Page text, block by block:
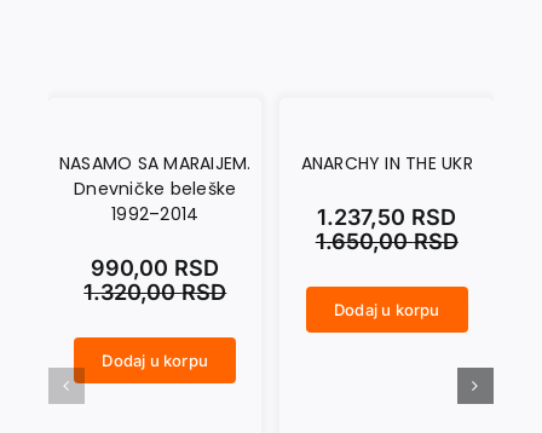
NASAMO SA MARAIJEM.
Dnevničke beleške
1992–2014
1.320,00RSD
990,00 RSD
Dodaj u korpu
ANARCHY IN THE UKR
1.650,00RSD
1.237,50 RSD
Dodaj u korpu